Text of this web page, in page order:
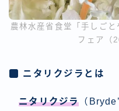
農林水産省食堂「手しご
フェア（
ニタリクジラとは
ニタリクジラ （